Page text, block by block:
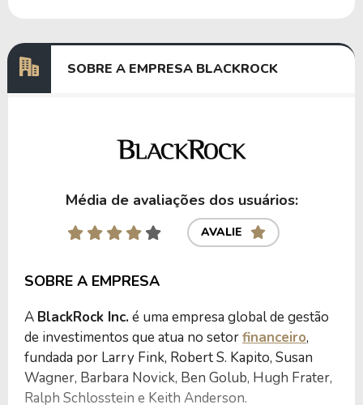
SOBRE A EMPRESA BLACKROCK
Média de avaliações dos usuários:
AVALIE
SOBRE A EMPRESA
A BlackRock Inc.é uma empresa global de gestão
de investimentos que atua no setorfinanceiro,
fundada por Larry Fink, Robert S. Kapito, Susan
Wagner, Barbara Novick, Ben Golub, Hugh Frater,
Ralph Schlosstein e Keith Anderson.